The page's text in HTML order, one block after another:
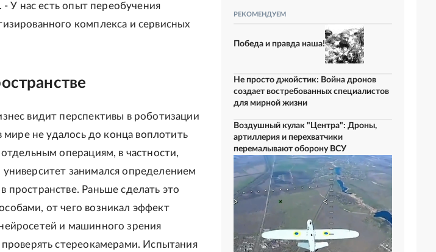
У нас есть опыт переобучения
комплекса и сервисных
видит перспективы в роботизации
мире не удалось до конца воплотить
операциям, в частности,
занимался определением
пространстве. Раньше сделать это
от чего возникал эффект
и машинного зрения
стереокамерами. Испытания
РЕКОМЕНДУЕМ
Победа и правда наша!
Не просто джойстик: Война дронов
создает востребованных специалистов
для мирной жизни
Воздушный кулак "Центра": Дроны,
артиллерия и перехватчики
перемалывают оборону ВСУ